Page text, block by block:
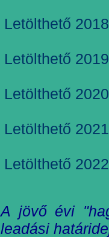
Letölthető
Letölthető
Letölthető
Letölthető
Letölthető
A jövő évi
leadási